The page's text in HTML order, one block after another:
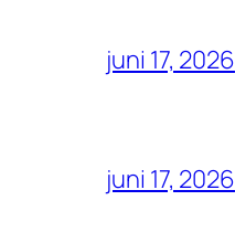
juni 17, 2026
juni 17, 2026